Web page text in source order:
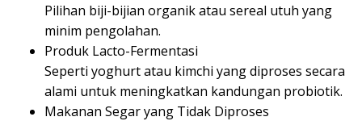
Pilihan biji-bijian organik atau sereal utuh yang
minim pengolahan.
Produk Lacto-Fermentasi
Seperti yoghurt atau kimchi yang diproses secara
alami untuk meningkatkan kandungan probiotik.
Makanan Segar yang Tidak Diproses